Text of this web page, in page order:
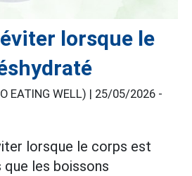
lorsque le
EATING WELL) | 25/05/2026 -
lorsque le corps est
les boissons